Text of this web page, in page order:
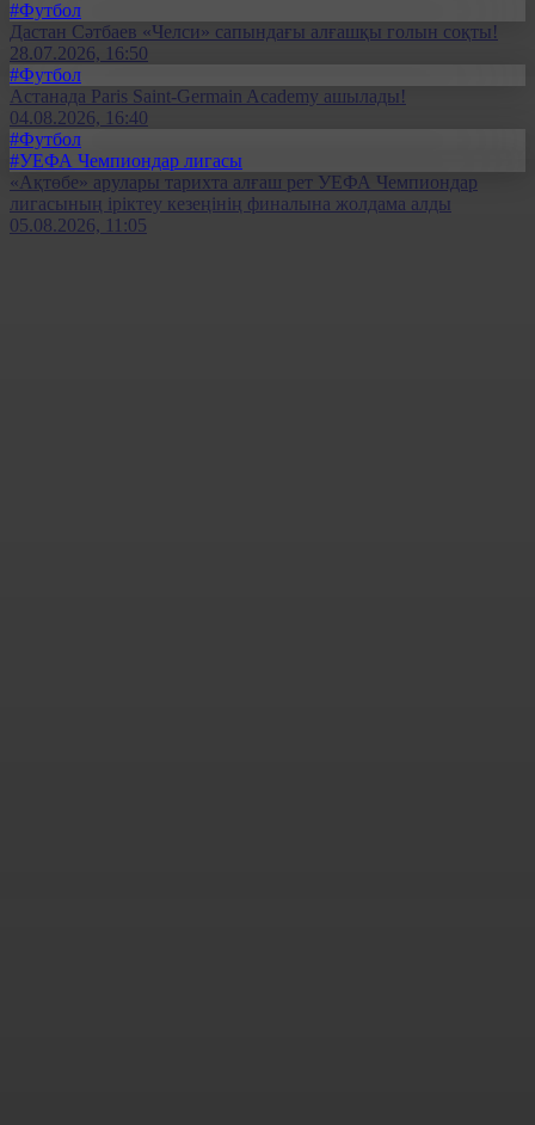
#Футбол
Дастан Сәтбаев «Челси» сапындағы алғашқы голын соқты!
28.07.2026, 16:50
#Футбол
Астанада Paris Saint-Germain Academy ашылады!
04.08.2026, 16:40
#Футбол
#УЕФА Чемпиондар лигасы
«Ақтөбе» арулары тарихта алғаш рет УЕФА Чемпиондар
лигасының іріктеу кезеңінің финалына жолдама алды
05.08.2026, 11:05